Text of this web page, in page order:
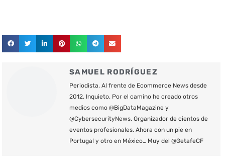
SAMUEL RODRÍGUEZ
Periodista. Al frente de Ecommerce News desde
2012. Inquieto. Por el camino he creado otros
medios como @BigDataMagazine y
@CybersecurityNews. Organizador de cientos de
eventos profesionales. Ahora con un pie en
Portugal y otro en México… Muy del @GetafeCF